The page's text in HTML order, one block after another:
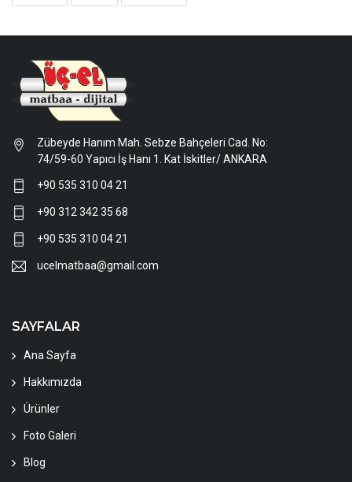
Zübeyde Hanım Mah. Sebze Bahçeleri Cad. No:
74/59-60 Yapıcı İş Hanı 1. Kat İskitler/ ANKARA
+90 535 310 04 21
+90 312 342 35 68
+90 535 310 04 21
ucelmatbaa@gmail.com
SAYFALAR
Ana Sayfa
Hakkımızda
Ürünler
Foto Galeri
Blog